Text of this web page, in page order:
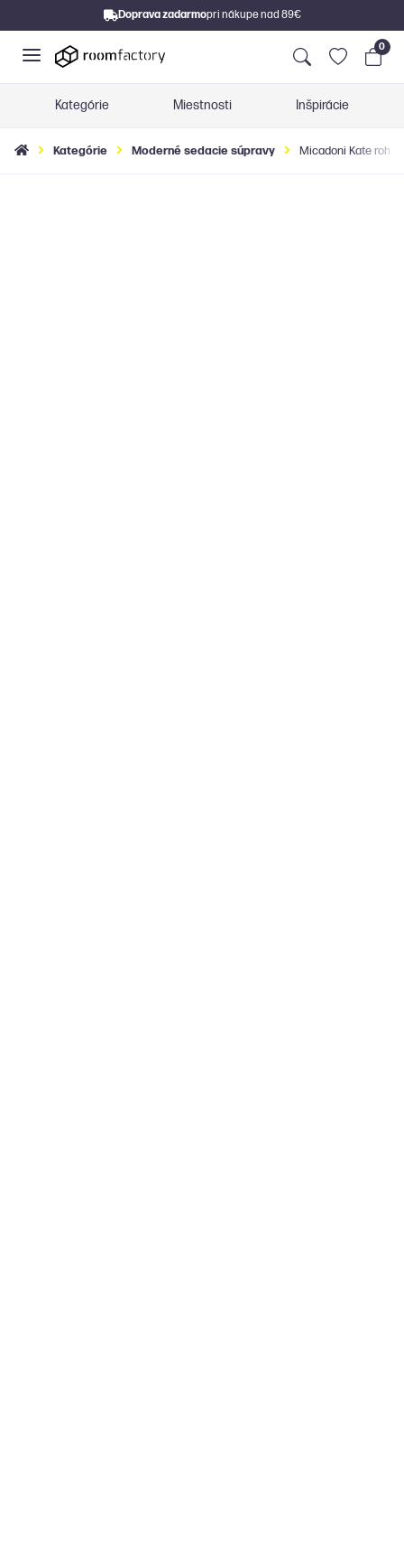
Doprava zadarmopri nákupe nad 89€
0
Kategórie Miestnosti Inšpirácie
Kategórie Moderné sedacie súpravy Micadoni Kate